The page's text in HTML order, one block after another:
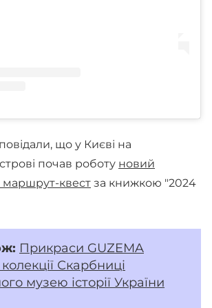
що у Києві на
почав роботу новий
маршрут-квест за книжкою "2024
Прикраси GUZEMA
Скарбниці
музею історії України